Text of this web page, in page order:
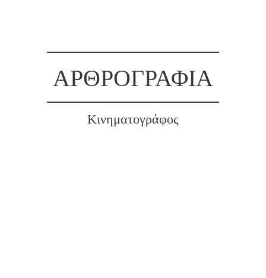
ΑΡΘΡΟΓΡΑΦΙΑ
Κινηματογράφος